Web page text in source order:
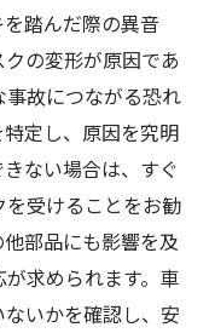
踏んだ際の異音
の変形が原因であ
故につながる恐れ
定し、原因を究明
ない場合は、すぐ
受けることをお勧
部品にも影響を及
求められます。車
いかを確認し、安